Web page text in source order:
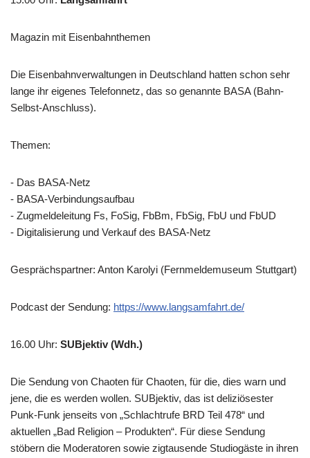
Magazin mit Eisenbahnthemen
Die Eisenbahnverwaltungen in Deutschland hatten schon sehr
lange ihr eigenes Telefonnetz, das so genannte BASA (Bahn-
Selbst-Anschluss).
Themen:
- Das BASA-Netz
- BASA-Verbindungsaufbau
- Zugmeldeleitung Fs, FoSig, FbBm, FbSig, FbU und FbUD
- Digitalisierung und Verkauf des BASA-Netz
Gesprächspartner: Anton Karolyi (Fernmeldemuseum Stuttgart)
Podcast der Sendung: https://www.langsamfahrt.de/
16.00 Uhr: SUBjektiv (Wdh.)
Die Sendung von Chaoten für Chaoten, für die, dies warn und
jene, die es werden wollen. SUBjektiv, das ist deliziösester
Punk-Funk jenseits von „Schlachtrufe BRD Teil 478“ und
aktuellen „Bad Religion – Produkten“. Für diese Sendung
stöbern die Moderatoren sowie zigtausende Studiogäste in ihren